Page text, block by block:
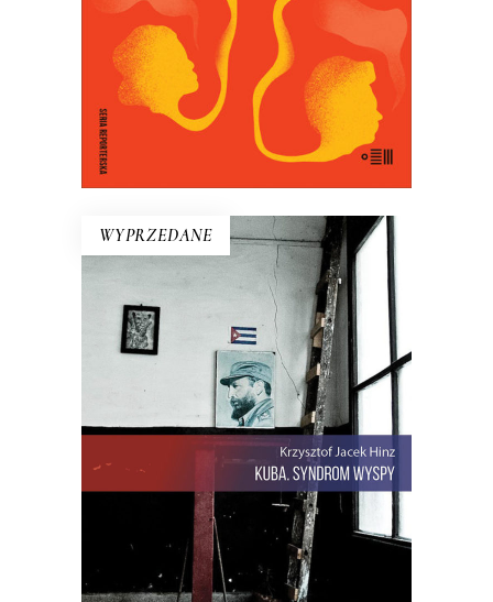
E-BOOK DO KOSZYKA
37.00 zł 18.50
WYPRZEDANE
KUBA. SYNDROM WYSPY
Rewolucja i dysydenci, Kubanki
walczące o podpaski i Kubańczycy,
którzy obrażają rewolucję szortami i
sandałami. Jest tu dawna świetność
Hawany, są prosięta hodowane w
wannach i jest krowa – bohaterka
rewolucji.
44.00 zł 22.00zł